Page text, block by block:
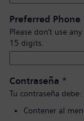
Preferred Phone
Please don’t use
15 digits.
Contraseña *
Tu contraseña debe:
Contener al